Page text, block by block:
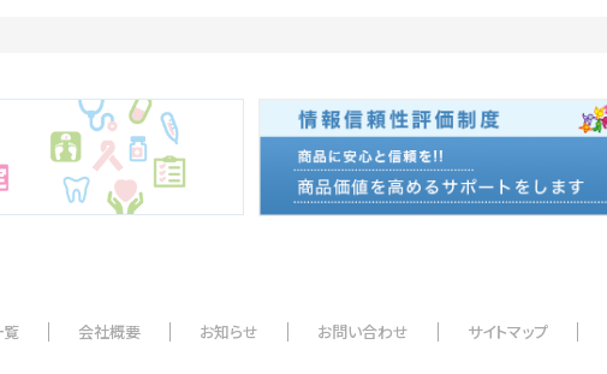
覧 会社概要 お知らせ お問い合わせ サイトマップ